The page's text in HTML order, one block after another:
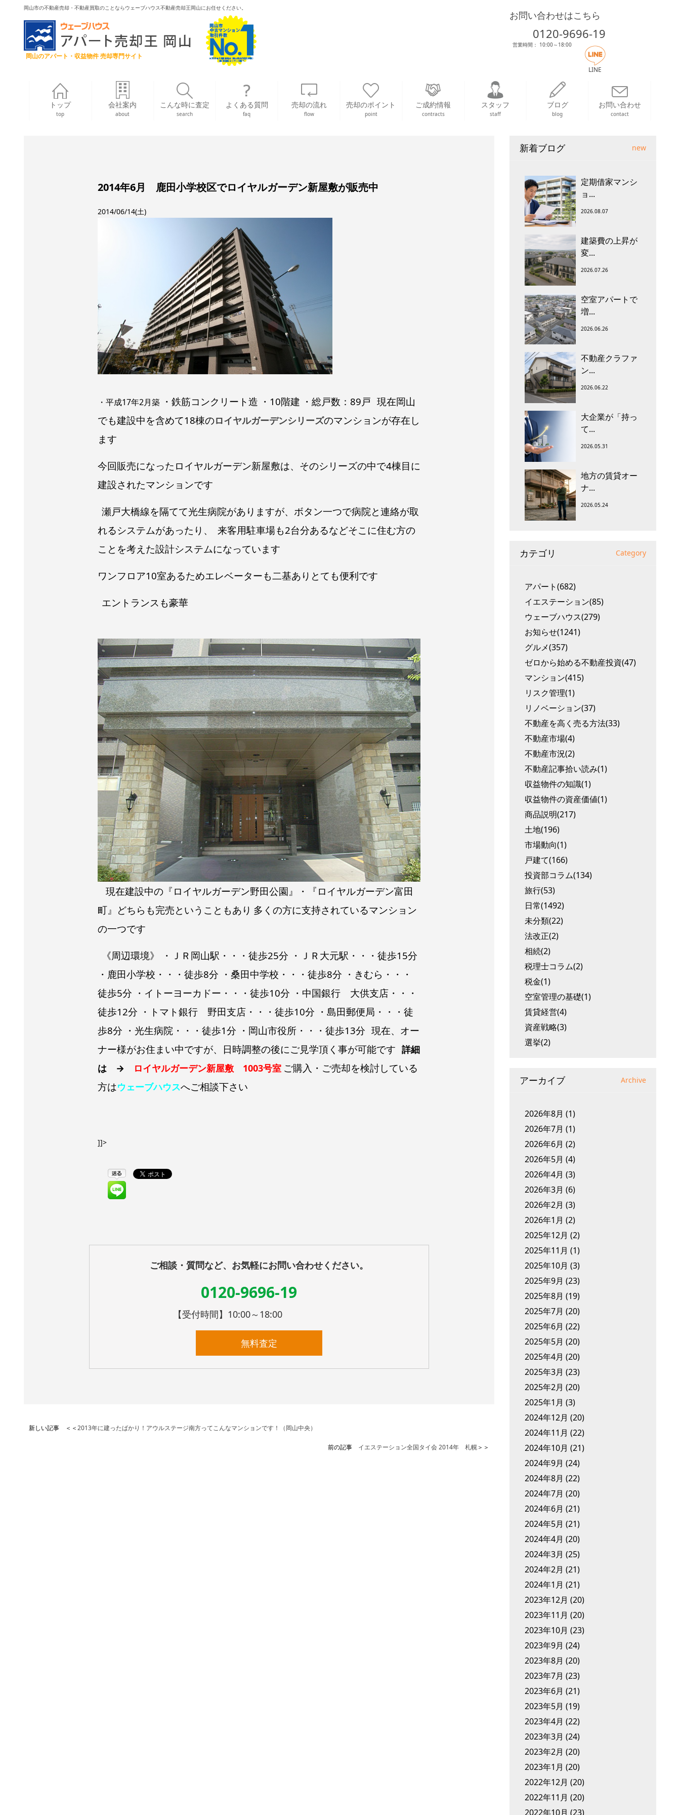
岡山市の不動産売却・不動産買取のことならウェーブハウス不動産売却王岡山にお任せください。
岡山のアパート・収益物件 売却専門サイト
お問い合わせはこちら
0120-9696-19
営業時間： 10:00～18:00
LINE
トップ
top
会社案内
about
こんな時に査定
search
よくある質問
faq
売却の流れ
flow
売却のポイント
point
ご成約情報
contracts
スタッフ
staff
ブログ
blog
お問い合わせ
contact
2014年6月 鹿田小学校区でロイヤルガーデン新屋敷が販売中
2014/06/14(土)
・平成17年2月築 ・鉄筋コンクリート造 ・10階建 ・総戸数：89戸 現在岡山
でも建設中を含めて18棟のロイヤルガーデンシリーズのマンションが存在し
ます
今回販売になったロイヤルガーデン新屋敷は、そのシリーズの中で4棟目に
建設されたマンションです
瀬戸大橋線を隔てて光生病院がありますが、ボタン一つで病院と連絡が取
れるシステムがあったり、
来客用駐車場も2台分あるなどそこに住む方の
ことを考えた設計システムになっています
ワンフロア10室あるためエレベーターも二基ありとても便利です
エントランスも豪華
現在建設中の『ロイヤルガーデン野田公園』・『ロイヤルガーデン富田
町』どちらも完売ということもあり 多くの方に支持されているマンション
の一つです
《周辺環境》 ・ＪＲ岡山駅・・・徒歩25分 ・ＪＲ大元駅・・・徒歩15分
・鹿田小学校・・・徒歩8分 ・桑田中学校・・・徒歩8分 ・きむら・・・
徒歩5分 ・イトーヨーカドー・・・徒歩10分 ・中国銀行 大供支店・・・
徒歩12分 ・トマト銀行 野田支店・・・徒歩10分 ・島田郵便局・・・徒
歩8分 ・光生病院・・・徒歩1分 ・岡山市役所・・・徒歩13分 現在、オー
ナー様がお住まい中ですが、日時調整の後にご見学頂く事が可能です 詳細
は →
ロイヤルガーデン新屋敷 1003号室 ご購入・ご売却を検討している
方はウェーブハウスへご相談下さい
]]>
ご相談・質問など、お気軽にお問い合わせください。
0120-9696-19
【受付時間】10:00～18:00
無料査定
新しい記事 ＜＜2013年に建ったばかり！アウルステージ南方ってこんなマンションです！（岡山中央）
前の記事 イエステーション全国タイ会 2014年 札幌＞＞
新着ブログ new
定期借家マンシ
ョ...
2026.08.07
建築費の上昇が
変...
2026.07.26
空室アパートで
増...
2026.06.26
不動産クラファ
ン...
2026.06.22
大企業が「持っ
て...
2026.05.31
地方の賃貸オー
ナ...
2026.05.24
カテゴリ Category
アパート(682)
イエステーション(85)
ウェーブハウス(279)
お知らせ(1241)
グルメ(357)
ゼロから始める不動産投資(47)
マンション(415)
リスク管理(1)
リノベーション(37)
不動産を高く売る方法(33)
不動産市場(4)
不動産市況(2)
不動産記事拾い読み(1)
収益物件の知識(1)
収益物件の資産価値(1)
商品説明(217)
土地(196)
市場動向(1)
戸建て(166)
投資部コラム(134)
旅行(53)
日常(1492)
未分類(22)
法改正(2)
相続(2)
税理士コラム(2)
税金(1)
空室管理の基礎(1)
賃貸経営(4)
資産戦略(3)
選挙(2)
アーカイブ Archive
2026年8月 (1)
2026年7月 (1)
2026年6月 (2)
2026年5月 (4)
2026年4月 (3)
2026年3月 (6)
2026年2月 (3)
2026年1月 (2)
2025年12月 (2)
2025年11月 (1)
2025年10月 (3)
2025年9月 (23)
2025年8月 (19)
2025年7月 (20)
2025年6月 (22)
2025年5月 (20)
2025年4月 (20)
2025年3月 (23)
2025年2月 (20)
2025年1月 (3)
2024年12月 (20)
2024年11月 (22)
2024年10月 (21)
2024年9月 (24)
2024年8月 (22)
2024年7月 (20)
2024年6月 (21)
2024年5月 (21)
2024年4月 (20)
2024年3月 (25)
2024年2月 (21)
2024年1月 (21)
2023年12月 (20)
2023年11月 (20)
2023年10月 (23)
2023年9月 (24)
2023年8月 (20)
2023年7月 (23)
2023年6月 (21)
2023年5月 (19)
2023年4月 (22)
2023年3月 (24)
2023年2月 (20)
2023年1月 (20)
2022年12月 (20)
2022年11月 (20)
2022年10月 (23)